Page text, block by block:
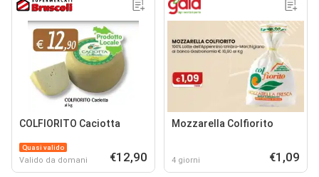
COLFIORITO Caciotta
Quasi valido
Valido da domani €12,90
Mozzarella Colfiorito
4 giorni €1,09